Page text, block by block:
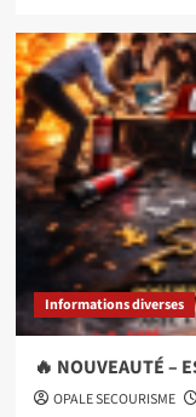
Informations diverses
🔥 NOUVEAUTÉ –
OPALE SECOURISME